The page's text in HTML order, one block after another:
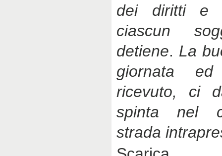
dei diritti e
ciascun
detiene. La
giornata
ricevuto, ci
spinta nel
strada